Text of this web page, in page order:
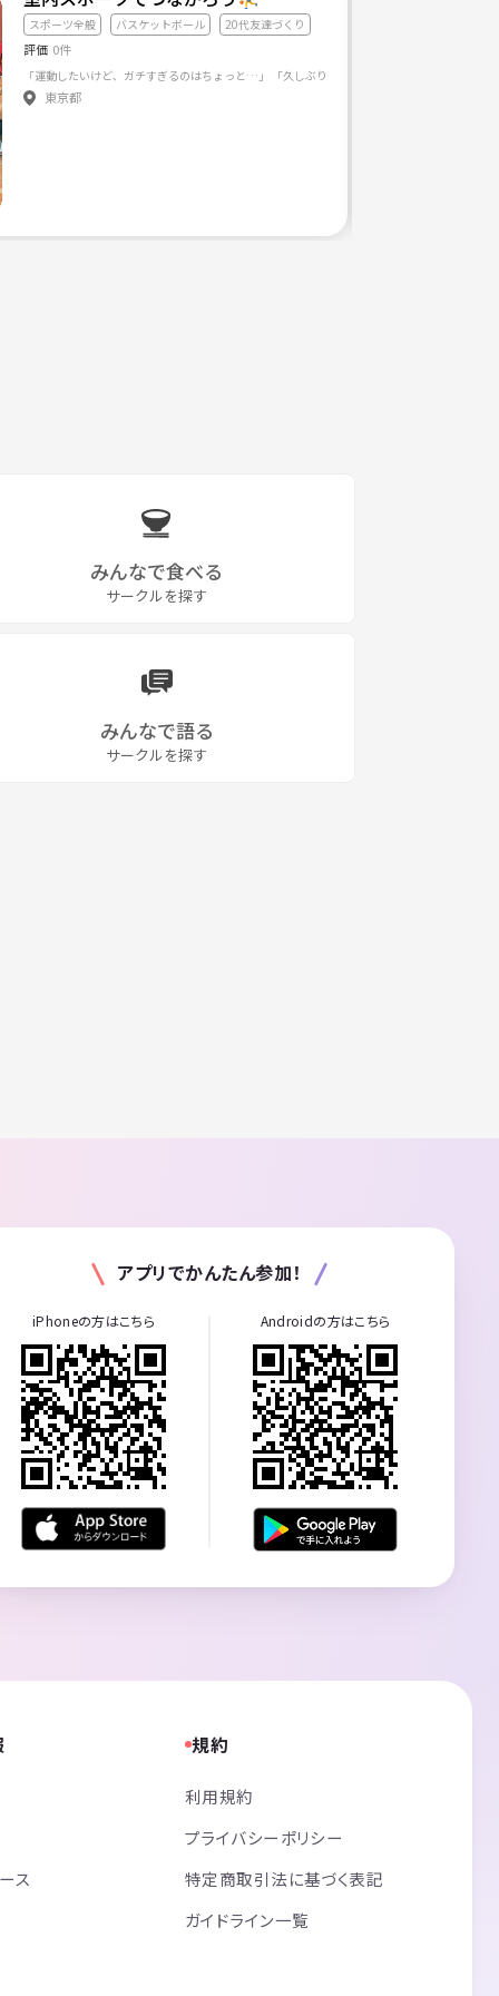
どうもこんにちは！ こちらのサークルでは、スポーツを通して、仲良くなり、スポーツの良さを分かち合うサークルとなってま
スポーツ全般 バスケットボール 20代友達づくり
評価 0件
東京都
みんなで食べる
サークルを探す
みんなで語る
サークルを探す
アプリでかんたん参加！
iPhoneの方はこちら Androidの方はこちら
ス
規約
利用規約
プライバシーポリシー
特定商取引法に基づく表記
ガイドライン一覧